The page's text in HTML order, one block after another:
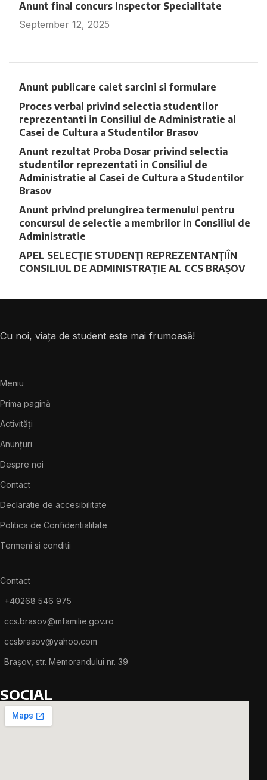
Anunt final concurs Inspector Specialitate
September 12, 2025
Anunt publicare caiet sarcini si formulare
Proces verbal privind selectia studentilor
reprezentanti in Consiliul de Administratie al
Casei de Cultura a Studentilor Brasov
Anunt rezultat Proba Dosar privind selectia
studentilor reprezentati in Consiliul de
Administratie al Casei de Cultura a Studentilor
Brasov
Anunt privind prelungirea termenului pentru
concursul de selectie a membrilor in Consiliul de
Administratie
APEL SELECȚIE STUDENȚI REPREZENTANȚIÎN
CONSILIUL DE ADMINISTRAȚIE AL CCS BRAȘOV
Cu noi, viața de student este mai frumoasă!
Meniu
Prima pagină
Activități
Anunțuri
Despre noi
Contact
Declaratie de accesibilitate
Politica de Confidentialitate
Termeni si conditii
Contact
+40268 546 975
ccs.brasov@mfamilie.gov.ro
ccsbrasov@yahoo.com
Brașov, str. Memorandului nr. 39
SOCIAL